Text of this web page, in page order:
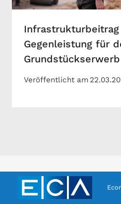
Infrastrukturbeitrag
Gegenleistung für
Grundstückserwerb
Veröffentlicht am